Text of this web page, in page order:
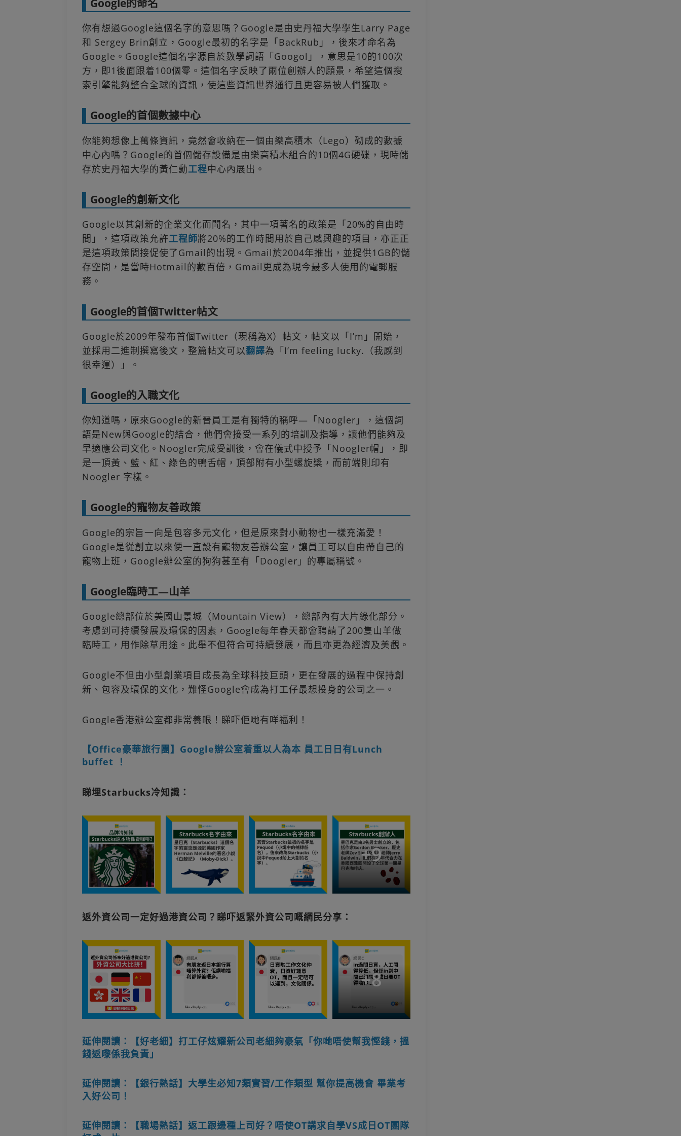
Google的命名
你有想過Google這個名字的意思嗎？Google是由史丹福大學學生Larry Page
和 Sergey Brin創立，Google最初的名字是「BackRub」，後來才命名為
Google。Google這個名字源自於數學詞語「Googol」，意思是10的100次
方，即1後面跟着100個零。這個名字反映了兩位創辦人的願景，希望這個搜
索引擎能夠整合全球的資訊，使這些資訊世界通行且更容易被人們獲取。
Google的首個數據中心
你能夠想像上萬條資訊，竟然會收納在一個由樂高積木（Lego）砌成的數據
中心內嗎？Google的首個儲存設備是由樂高積木組合的10個4G硬碟，現時儲
存於史丹福大學的黃仁勳工程中心內展出。
Google的創新文化
Google以其創新的企業文化而聞名，其中一項著名的政策是「20%的自由時
間」，這項政策允許工程師將20%的工作時間用於自己感興趣的項目，亦正正
是這項政策間接促使了Gmail的出現。Gmail於2004年推出，並提供1GB的儲
存空間，是當時Hotmail的數百倍，Gmail更成為現今最多人使用的電郵服
務。
Google的首個Twitter帖文
Google於2009年發布首個Twitter（現稱為X）帖文，帖文以「I’m」開始，
並採用二進制撰寫後文，整篇帖文可以翻譯為「I’m feeling lucky.（我感到
很幸運）」。
Google的入職文化
你知道嗎，原來Google的新晉員工是有獨特的稱呼—「Noogler」，這個詞
語是New與Google的結合，他們會接受一系列的培訓及指導，讓他們能夠及
早適應公司文化。Noogler完成受訓後，會在儀式中授予「Noogler帽」，即
是一頂黃、藍、紅、綠色的鴨舌帽，頂部附有小型螺旋槳，而前端則印有
Noogler 字樣。
Google的寵物友善政策
Google的宗旨一向是包容多元文化，但是原來對小動物也一樣充滿愛！
Google是從創立以來便一直設有寵物友善辦公室，讓員工可以自由帶自己的
寵物上班，Google辦公室的狗狗甚至有「Doogler」的專屬稱號。
Google臨時工—山羊
Google總部位於美國山景城（Mountain View），總部內有大片綠化部分。
考慮到可持續發展及環保的因素，Google每年春天都會聘請了200隻山羊做
臨時工，用作除草用途。此舉不但符合可持續發展，而且亦更為經濟及美觀。
Google不但由小型創業項目成長為全球科技巨頭，更在發展的過程中保持創
新、包容及環保的文化，難怪Google會成為打工仔最想投身的公司之一。
Google香港辦公室都非常養眼！睇吓佢哋有咩福利！
【Office豪華旅行團】Google辦公室着重以人為本 員工日日有Lunch
buffet ！
睇埋Starbucks冷知識：
+9
返外資公司一定好過港資公司？睇吓返緊外資公司嘅網民分享：
+8
延伸閱讀：【好老細】打工仔炫耀新公司老細夠豪氣「你哋唔使幫我慳錢，搵
錢返嚟係我負責」
延伸閱讀：【銀行熱話】大學生必知7類實習/工作類型 幫你提高機會 畢業考
入好公司！
延伸閱讀：【職場熱話】返工跟邊種上司好？唔使OT講求自學VS成日OT團隊